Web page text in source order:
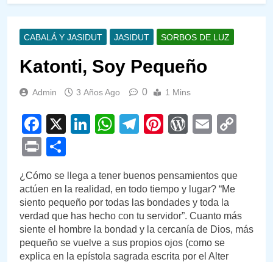
CABALÁ Y JASIDUT JASIDUT SORBOS DE LUZ
Katonti, Soy Pequeño
Admin 3 Años Ago 0 1 Mins
Facebook
X LinkedIn
WhatsApp
Telegram
PinterestEmail
Print
¿Cómo se llega a tener buenos pensamientos que
actúen en la realidad, en todo tiempo y lugar? “Me
siento pequeño por todas las bondades y toda la
verdad que has hecho con tu servidor”. Cuanto más
siente el hombre la bondad y la cercanía de Dios, más
pequeño se vuelve a sus propios ojos (como se
explica en la epístola sagrada escrita por el Alter